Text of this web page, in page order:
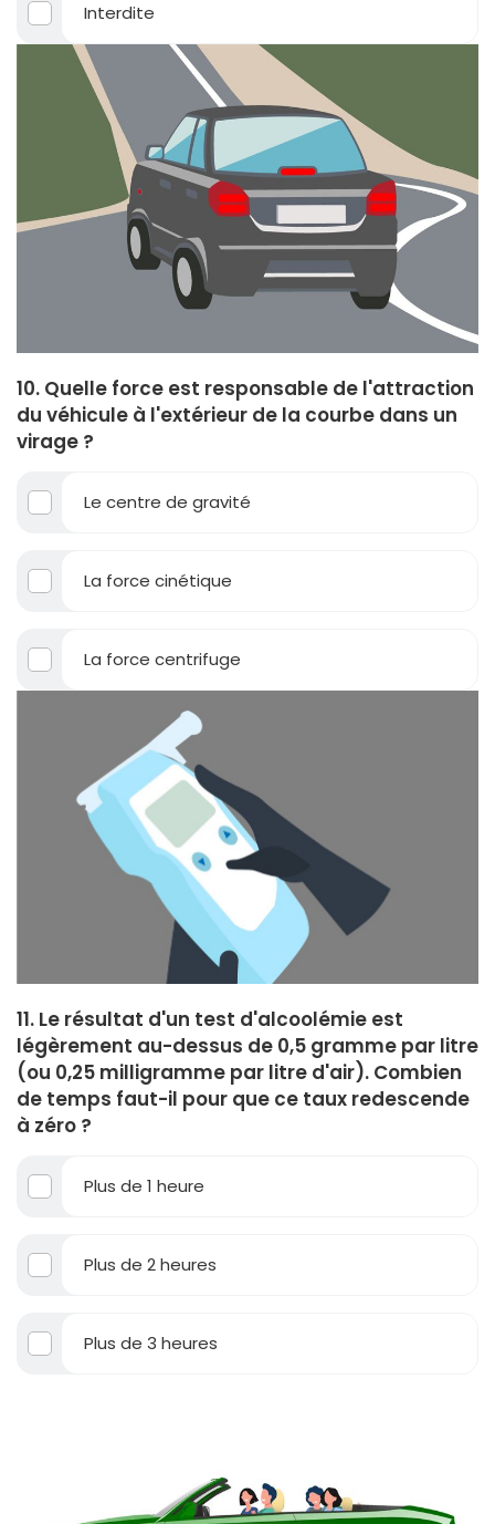
Interdite
10. Quelle force est responsable de l'attraction
du véhicule à l'extérieur de la courbe dans un
virage ?
Le centre de gravité
La force cinétique
La force centrifuge
11. Le résultat d'un test d'alcoolémie est
légèrement au-dessus de 0,5 gramme par litre
(ou 0,25 milligramme par litre d'air). Combien
de temps faut-il pour que ce taux redescende
à zéro ?
Plus de 1 heure
Plus de 2 heures
Plus de 3 heures